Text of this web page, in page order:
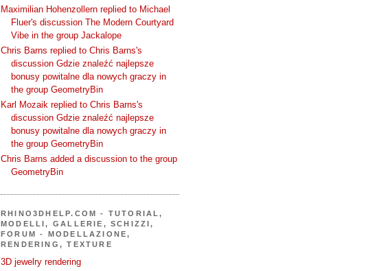
Maximilian Hohenzollern replied to Michael
Fluer's discussion The Modern Courtyard
Vibe in the group Jackalope
Chris Barns replied to Chris Barns's
discussion Gdzie znaleźć najlepsze
bonusy powitalne dla nowych graczy in
the group GeometryBin
Karl Mozaik replied to Chris Barns's
discussion Gdzie znaleźć najlepsze
bonusy powitalne dla nowych graczy in
the group GeometryBin
Chris Barns added a discussion to the group
GeometryBin
RHINO3DHELP.COM - TUTORIAL,
MODELLI, GALLERIE, SCHIZZI,
FORUM - MODELLAZIONE,
RENDERING, TEXTURE
3D jewelry rendering